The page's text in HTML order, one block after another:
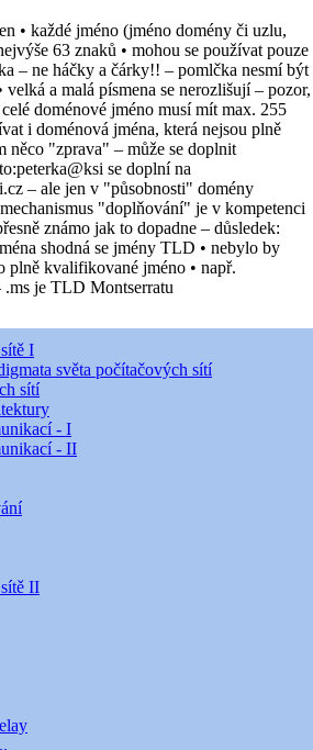
• každé jméno (jméno domény či uzlu,
63 znaků • mohou se používat pouze
– ne háčky a čárky!! – pomlčka nesmí být
velká a malá písmena se nerozlišují – pozor,
doménové jméno musí mít max. 255
i doménová jména, která nejsou plně
"zprava" – může se doplnit
se doplní na
– ale jen v "působnosti" domény
"doplňování" je v kompetenci
známo jak to dopadne – důsledek:
shodná se jmény TLD • nebylo by
plně kvalifikované jméno • např.
.ms je TLD Montserratu
I
světa počítačových sítí
sítí
- I
- II
II